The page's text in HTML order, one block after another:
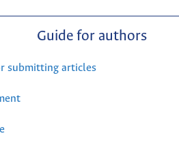
Guide for authors
submitting articles